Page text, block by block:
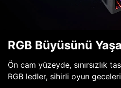
RGB Büyüsünü Yaşa
Ön cam yüzeyde, sınırsızlık
RGB ledler, sihirli oyun